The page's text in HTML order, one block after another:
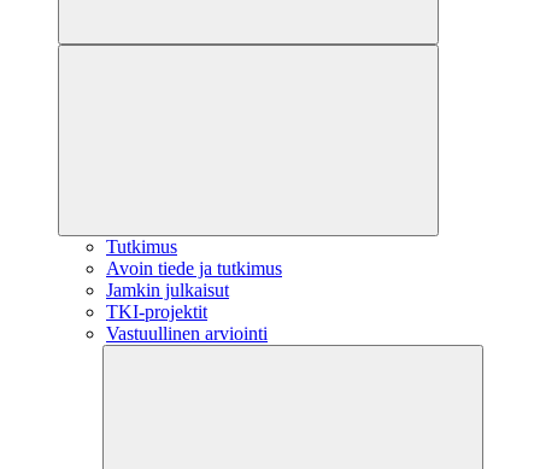
Tutkimus
Avoin tiede ja tutkimus
Jamkin julkaisut
TKI-projektit
Vastuullinen arviointi